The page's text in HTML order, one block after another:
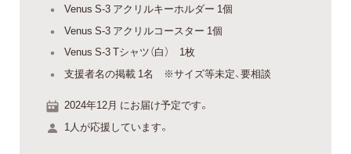
Venus S-3 アクリルキーホルダー 1個
Venus S-3 アクリルコースター 1個
Venus S-3 Tシャツ（白） 1枚
支援者名の掲載 1名 ※サイズ等未定、要相談
2024年12月 にお届け予定です。
1人が応援しています。